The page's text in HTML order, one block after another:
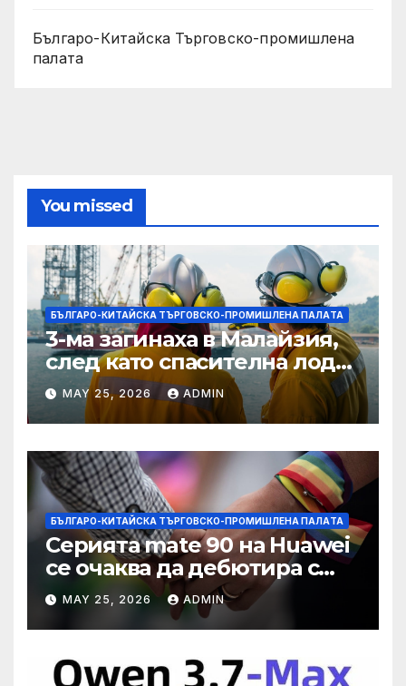
Българо-Китайска Търговско-промишлена
палaта
You missed
БЪЛГАРО-КИТАЙСКА ТЪРГОВСКО-ПРОМИШЛЕНА ПАЛAТА
3-ма загинаха в Малайзия,
след като спасителна лодка
падна в морето от
плаващия кораб на
Petronas
MAY 25, 2026 ADMIN
БЪЛГАРО-КИТАЙСКА ТЪРГОВСКО-ПРОМИШЛЕНА ПАЛAТА
Серията mate 90 на Huawei
се очаква да дебютира с
нов чип Kirin тази есен ·
TechNode
MAY 25, 2026 ADMIN